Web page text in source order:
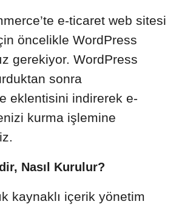
e-ticaret web sitesi
öncelikle WordPress
gerekiyor. WordPress
sonra
eklentisini indirerek e-
kurma işlemine
Nasıl Kurulur?
kaynaklı içerik yönetim